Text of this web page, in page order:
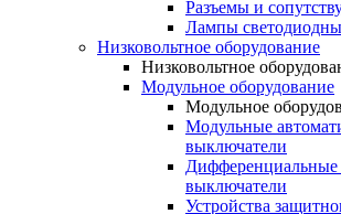
Разъемы и
Лампы
Низковольтное оборудование
Низковольтное
Модульное оборудование
Модульное
Модульные
выключатели
Дифференциальные
выключатели
Устройства